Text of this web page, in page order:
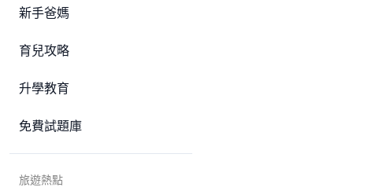
新手爸媽
育兒攻略
升學教育
免費試題庫
旅遊熱點